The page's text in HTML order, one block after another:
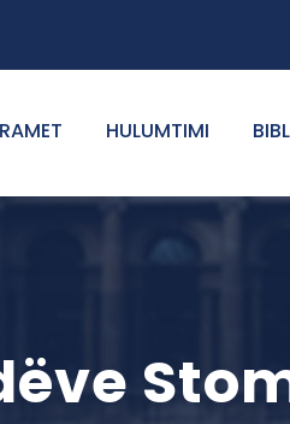
HULUMTIMI